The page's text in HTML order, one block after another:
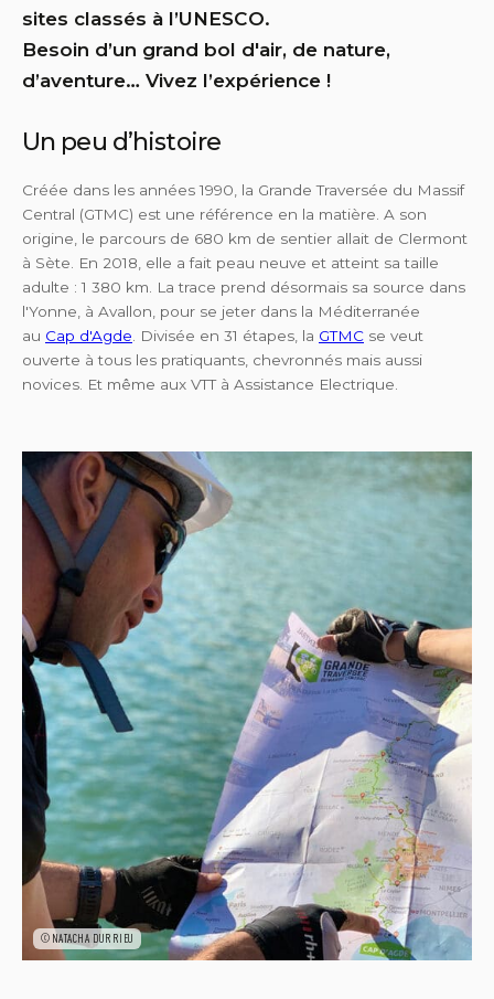
sites classés à l’UNESCO.
Besoin d’un grand bol d'air, de nature,
d’aventure… Vivez l’expérience !
Un peu d’histoire
Créée dans les années 1990, la Grande Traversée du Massif
Central (GTMC) est une référence en la matière. A son
origine, le parcours de 680 km de sentier allait de Clermont
à Sète. En 2018, elle a fait peau neuve et atteint sa taille
adulte : 1 380 km. La trace prend désormais sa source dans
l'Yonne, à Avallon, pour se jeter dans la Méditerranée
au Cap d'Agde . Divisée en 31 étapes, la GTMC se veut
ouverte à tous les pratiquants, chevronnés mais aussi
novices. Et même aux VTT à Assistance Electrique.
©NATACHA DURRIEU